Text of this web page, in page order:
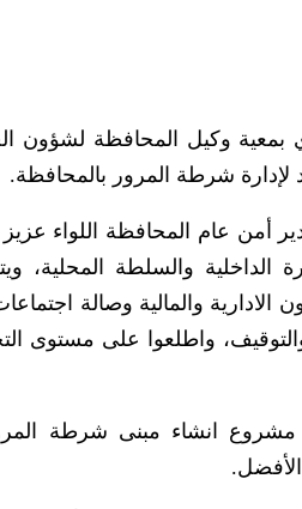
بمعية وكيل المحافظة لشؤون
لإدارة شرطة المرور بالمحافظة.
عام المحافظة اللواء عزيز
من وزارة الداخلية والسلطة
الادارية والمالية وصالة
واطلعوا على مستوى
مشروع انشاء مبنى شرطة